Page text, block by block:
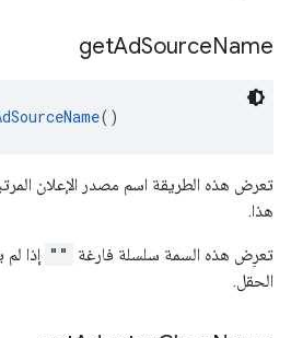
getAdSourceName
()
تعرض هذه الطريقة اسم مصدر الإعلان
هذا.
تعرِض هذه السمة سلسلة فارغة "" إذا
الحقل.